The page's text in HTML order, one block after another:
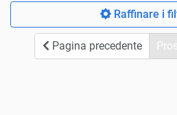
Raffinare i
Pagina precedente